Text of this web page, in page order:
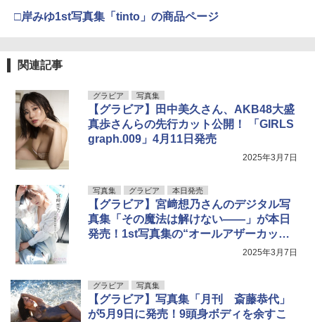
□岸みゆ1st写真集「tinto」の商品ページ
関連記事
グラビア 写真集
【グラビア】田中美久さん、AKB48大盛
真歩さんらの先行カット公開！ 「GIRLS
graph.009」4月11日発売
2025年3月7日
写真集 グラビア 本日発売
【グラビア】宮﨑想乃さんのデジタル写
真集「その魔法は解けない――」が本日
発売！1st写真集の“オールアザーカット
2025年3月7日
グラビア 写真集
【グラビア】写真集「月刊 斎藤恭代」
が5月9日に発売！9頭身ボディを余すこ